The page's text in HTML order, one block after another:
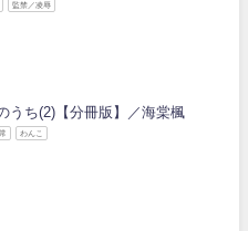
監禁／凌辱
うち(2)【分冊版】／海棠楓
わんこ